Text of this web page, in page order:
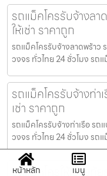
รถแม็คโครรับจ้างลา
ให้เช่า ราคาถูก
รถแม็คโครรับจ้างลาดพร้าว
วงจร ทั่วไทย 24 ชั่วโมง รถ
รถแม็คโครรับจ้างท่า
เช่า ราคาถูก
รถแม็คโครรับจ้างท่าเรือ รถ
วงจร ทั่วไทย 24 ชั่วโมง รถ
รถแม็คโครให้เช่าอุทั
หน้าหลัก เมนู